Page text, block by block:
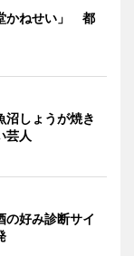
かねせい」 都
沼しょうが焼き
芸人
の好み診断サイ